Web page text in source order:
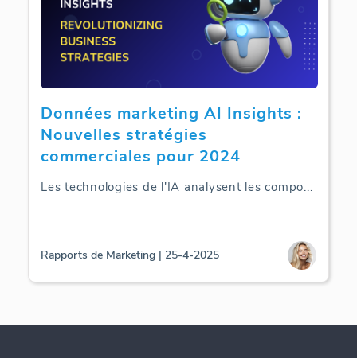
Données marketing AI Insights :
Nouvelles stratégies
commerciales pour 2024
Les technologies de l'IA analysent les compo...
Rapports de Marketing | 25-4-2025